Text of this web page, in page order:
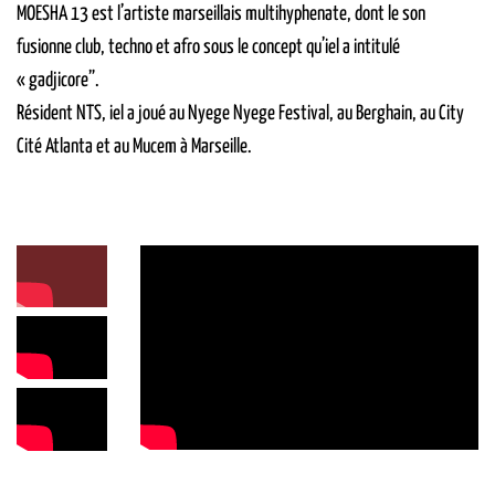
MOESHA 13 est l’artiste marseillais multihyphenate, dont le son
fusionne club, techno et afro sous le concept qu’iel a intitulé
« gadjicore”.
Résident NTS, iel a joué au Nyege Nyege Festival, au Berghain, au City
Cité Atlanta et au Mucem à Marseille.